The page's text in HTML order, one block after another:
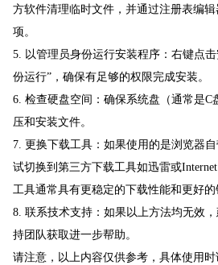
方软件清理临时文件，并通过注册表编
项。
5. 以管理员身份运行安装程序：右键点
份运行”，确保有足够的权限完成安装。
6. 检查硬盘空间：确保系统盘（通常是C
压和安装文件。
7. 更换下载工具：如果使用的是浏览器
试切换到第三方下载工具如迅雷或
工具通常具有更稳定的下载性能和更好的
8. 联系技术支持：如果以上方法均无效
持团队获取进一步帮助。
请注意，以上内容仅供参考，具体使用